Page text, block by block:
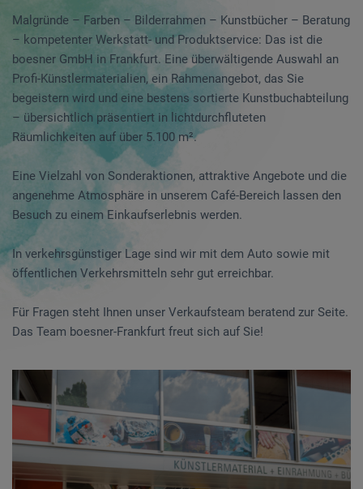
Malgründe – Farben – Bilderrahmen – Kunstbücher – Beratung
– kompetenter Werkstatt- und Produktservice: Das ist die
boesner GmbH in Frankfurt. Eine überwältigende Auswahl an
Profi-Künstlermaterialien, ein Rahmenangebot, das Sie
begeistern wird und eine bestens sortierte Kunstbuchabteilung
– übersichtlich präsentiert in lichtdurchfluteten
Räumlichkeiten auf über 5.100 m².
Eine Vielzahl von Sonderaktionen, attraktive Angebote und die
angenehme Atmosphäre in unserem Café-Bereich lassen den
Besuch zu einem Einkaufserlebnis werden.
In verkehrsgünstiger Lage sind wir mit dem Auto sowie mit
öffentlichen Verkehrsmitteln sehr gut erreichbar.
Für Fragen steht Ihnen unser Verkaufsteam beratend zur Seite.
Das Team boesner-Frankfurt freut sich auf Sie!